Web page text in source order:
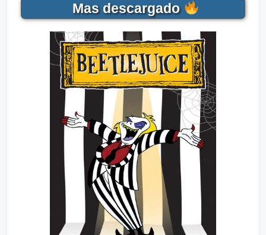
Mas descargado